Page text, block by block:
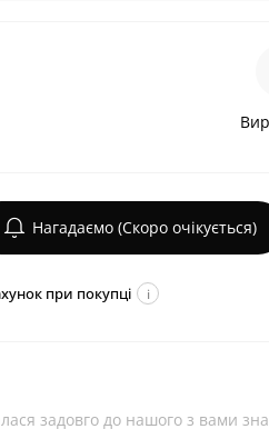
Нагадаємо (Скоро очікується)
при покупці i
задовго до нашого з вами